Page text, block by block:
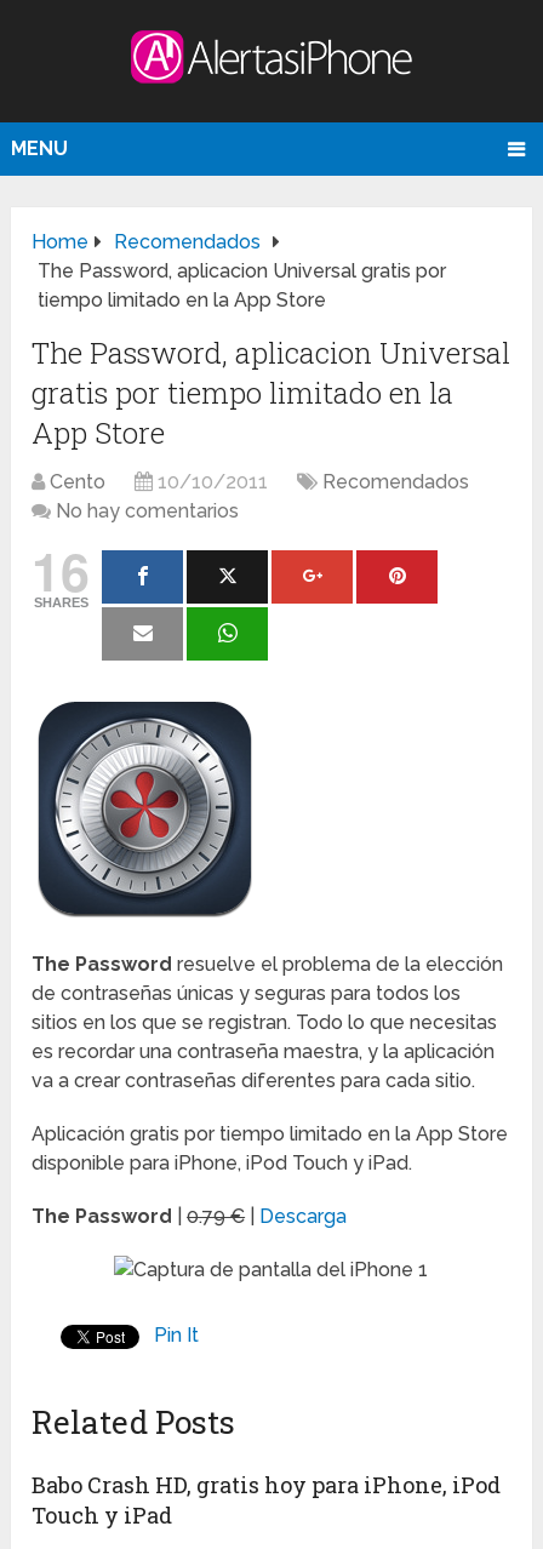
MENU
Home
Recomendados
The Password, aplicacion Universal gratis por
tiempo limitado en la App Store
The Password, aplicacion Universal
gratis por tiempo limitado en la
App Store
Cento 10/10/2011
Recomendados
No hay comentarios
16
SHARES
The Password resuelve el problema de la elección
de contraseñas únicas y seguras para todos los
sitios en los que se registran. Todo lo que necesitas
es recordar una contraseña maestra, y la aplicación
va a crear contraseñas diferentes para cada sitio.
Aplicación gratis por tiempo limitado en la App Store
disponible para iPhone, iPod Touch y iPad.
The Password |0.79 € Descarga
Pin It
Related Posts
Babo Crash HD, gratis hoy para iPhone, iPod
Touch y iPad